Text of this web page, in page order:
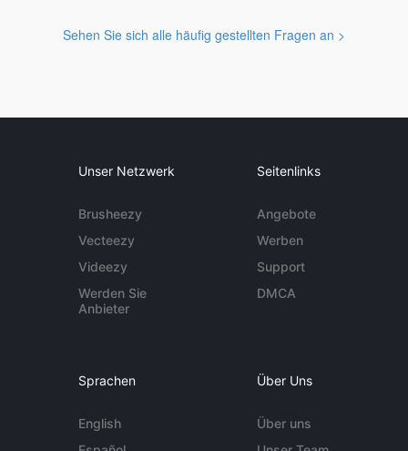
Sehen Sie sich alle häufig gestellten Fragen an >
Unser Netzwerk
Brusheezy
Vecteezy
Videezy
Werden Sie
Anbieter
Seitenlinks
Angebote
Werben
Support
DMCA
Sprachen
English
Über Uns
Über uns